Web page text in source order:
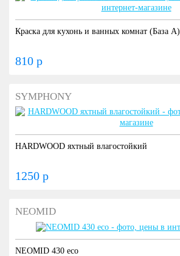
Краска для кухонь и ванных комнат (База А)
810 р
SYMPHONY
HARDWOOD яхтный влагостойкий
1250 р
NEOMID
NEOMID 430 eco